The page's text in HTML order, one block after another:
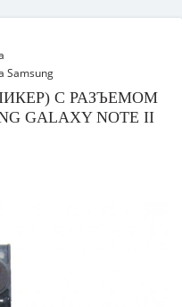
Samsung
С РАЗЪЕМОМ
GALAXY NOTE II